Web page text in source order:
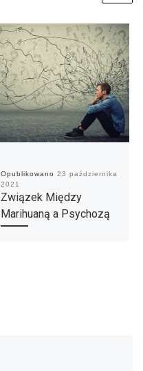
Opublikowano 23 października
2021
Związek Między
Marihuaną a Psychozą